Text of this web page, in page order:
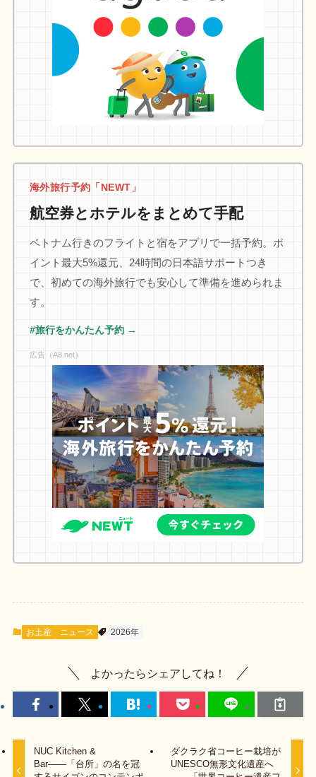
海外旅行予約「NEWT」
航空券とホテルをまとめて手配
ベトナム行きのフライトと宿をアプリで一括予約。ポ
イント最大5%還元、24時間の日本語サポートつき
で、初めての海外旅行でも安心して準備を進められま
す。
#旅行をかんたん予約 →
広告（A8.net）
お土産 ニュース 2026年
よかったらシェアしてね！
NUC Kitchen &
Bar――「台所」の名を冠
ダクラク省コーヒー栽培が
UNESCO無形文化遺産へ